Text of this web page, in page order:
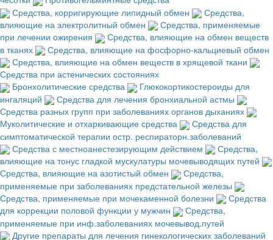
Средства, корригирующие липидный обмен
Средства,
влияющие на электролитный обмен
Средства, применяемые
при лечении ожирения
Средства, влияющие на обмен веществ
в тканях
Средства, влияющие на фосфорно-кальциевый обмен
Средства, влияющие на обмен веществ в хрящевой ткани
Средства при астенических состояниях
Бронхолитические средства
Глюкокортикостероиды для
ингаляций
Средства для лечения бронхиальной астмы
Средства разных групп при заболеваниях органов дыханиях
Муколитические и отхаркивающие средства
Средства для
симптоматической терапии остр. респираторн.заболеваний
Средства с местноанестезирующим действием
Средства,
влияющие на тонус гладкой мускулатуры мочевыводящих путей
Средства, влияющие на азотистый обмен
Средства,
применяемые при заболеваниях предстательной железы
Средства, применяемые при мочекаменной болезни
Средства
для коррекции половой функции у мужчин
Средства,
применяемые при инф.заболеваниях мочевывод.путей
Другие препараты для лечения гинекологических заболеваний